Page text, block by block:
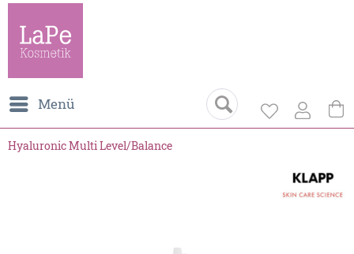
Menü
Hyaluronic Multi Level/Balance